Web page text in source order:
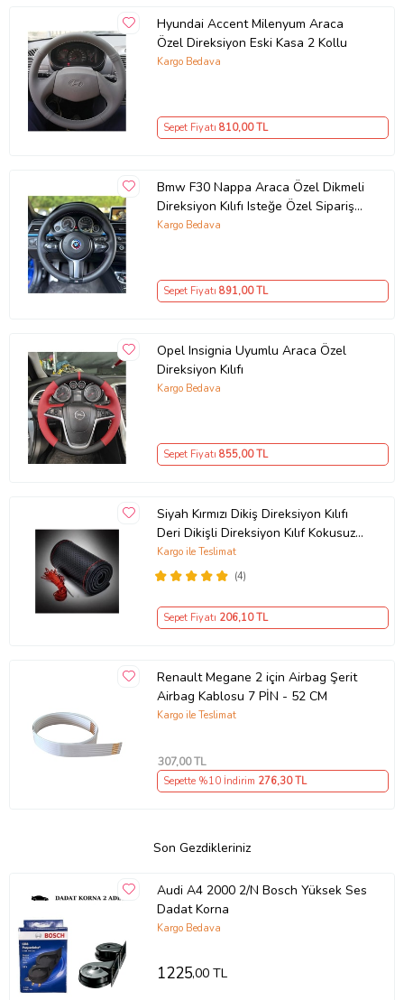
Hyundai Accent Milenyum Araca
Özel Direksiyon Eski Kasa 2 Kollu
Kargo Bedava
Sepet Fiyatı 810,00 TL
Bmw F30 Nappa Araca Özel Dikmeli
Direksiyon Kılıfı Isteğe Özel Sipariş
Yapmıyorum
Kargo Bedava
Sepet Fiyatı 891,00 TL
Opel Insignia Uyumlu Araca Özel
Direksiyon Kılıfı
Kargo Bedava
Sepet Fiyatı 855,00 TL
Siyah Kırmızı Dikiş Direksiyon Kılıfı
Deri Dikişli Direksiyon Kılıf Kokusuz
Kılıf
(4)
Kargo ile Teslimat
Sepet Fiyatı 206,10 TL
Renault Megane 2 için Airbag Şerit
Airbag Kablosu 7 PİN - 52 CM
Kargo ile Teslimat
307,00 TL
Sepette %10 İndirim 276,30 TL
Son Gezdikleriniz
Audi A4 2000 2/N Bosch Yüksek Ses
Dadat Korna
Kargo Bedava
1225,00 TL